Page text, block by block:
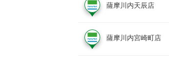
薩摩川内天辰店
薩摩川内宮崎町店